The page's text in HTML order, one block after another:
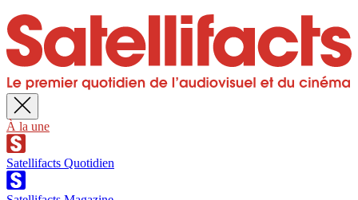
À la une
Satellifacts Quotidien